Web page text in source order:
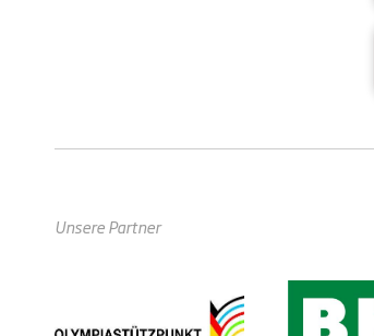
Unsere Partner